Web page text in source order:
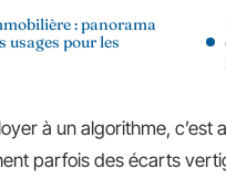
: panorama
usages pour les
à un algorithme,
parfois des écarts